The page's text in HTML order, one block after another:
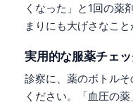
くなった」と1回の薬
まりにも大げさなこ
実用的な服薬チェ
診察に、薬のボトル
ください。「血圧の